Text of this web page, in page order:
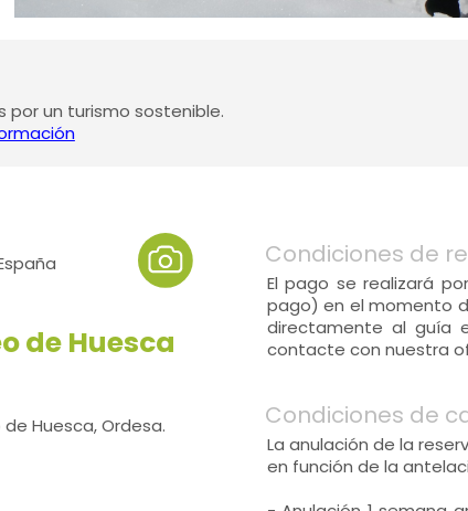
un turismo sostenible.
de Huesca
Huesca, Ordesa.
Condiciones de
El pago se realizará
pago) en el momento
directamente al guía
contacte con nuestra
Condiciones de
La anulación de la
en función de la